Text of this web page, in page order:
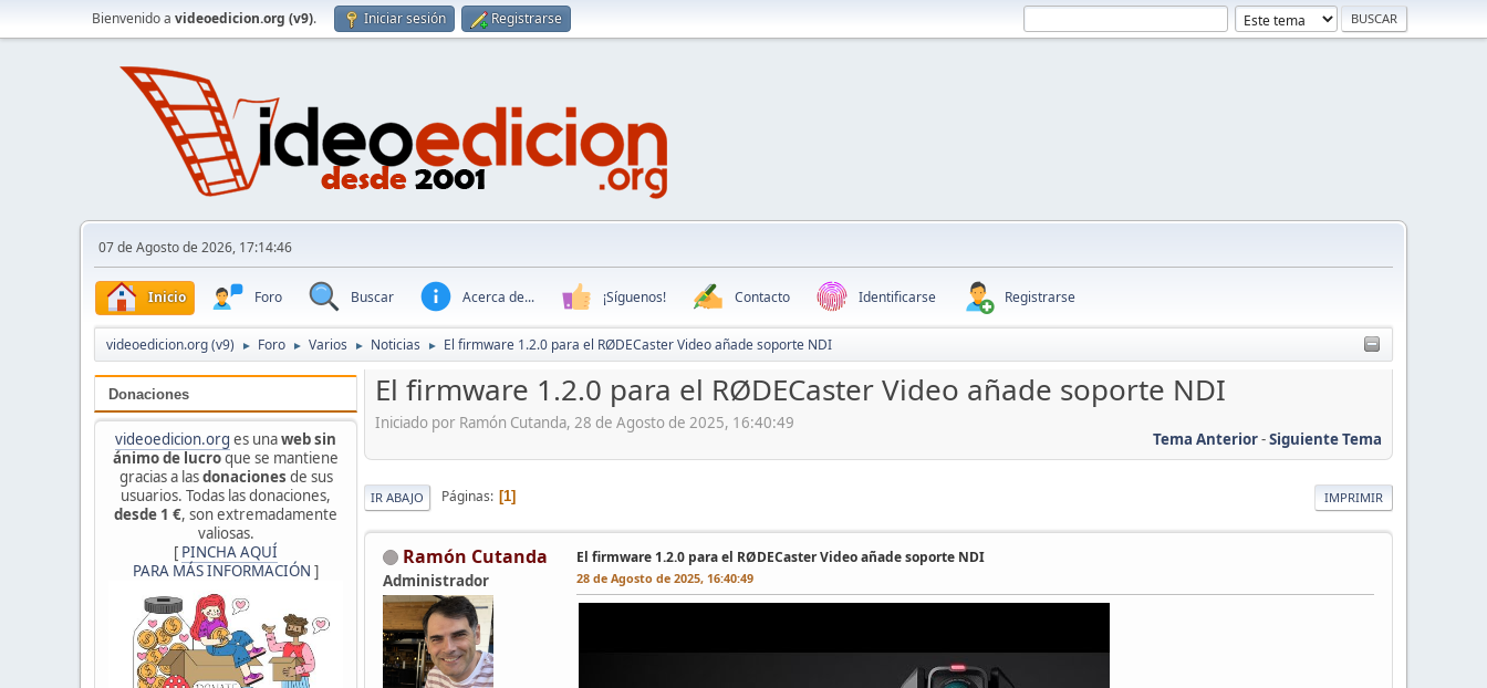
Bienvenido a videoedicion.org (v9). Iniciar sesión Registrarse
07 de Agosto de 2026, 17:14:46
Inicio Foro Buscar Acerca de... ¡Síguenos! Contacto Identificarse Registrarse
videoedicion.org (v9) ► Foro ► Varios ► Noticias ► El firmware 1.2.0 para el RØDECaster Video añade soporte NDI
Donaciones
videoedicion.org es unaweb sin
ánimo de lucroque se mantiene
gracias a lasdonaciones de sus
usuarios. Todas las donaciones,
desde 1 €, son extremadamente
valiosas.
[ PINCHA AQUÍ
PARA MÁS INFORMACIÓN ]
El firmware 1.2.0 para el RØDECaster Video añade soporte NDI
Iniciado por Ramón Cutanda, 28 de Agosto de 2025, 16:40:49
Tema Anterior-Siguiente Tema
IMPRIMIR
IR ABAJO Páginas 1
Ramón Cutanda
Administrador
El firmware 1.2.0 para el RØDECaster Video añade soporte NDI
28 de Agosto de 2025, 16:40:49